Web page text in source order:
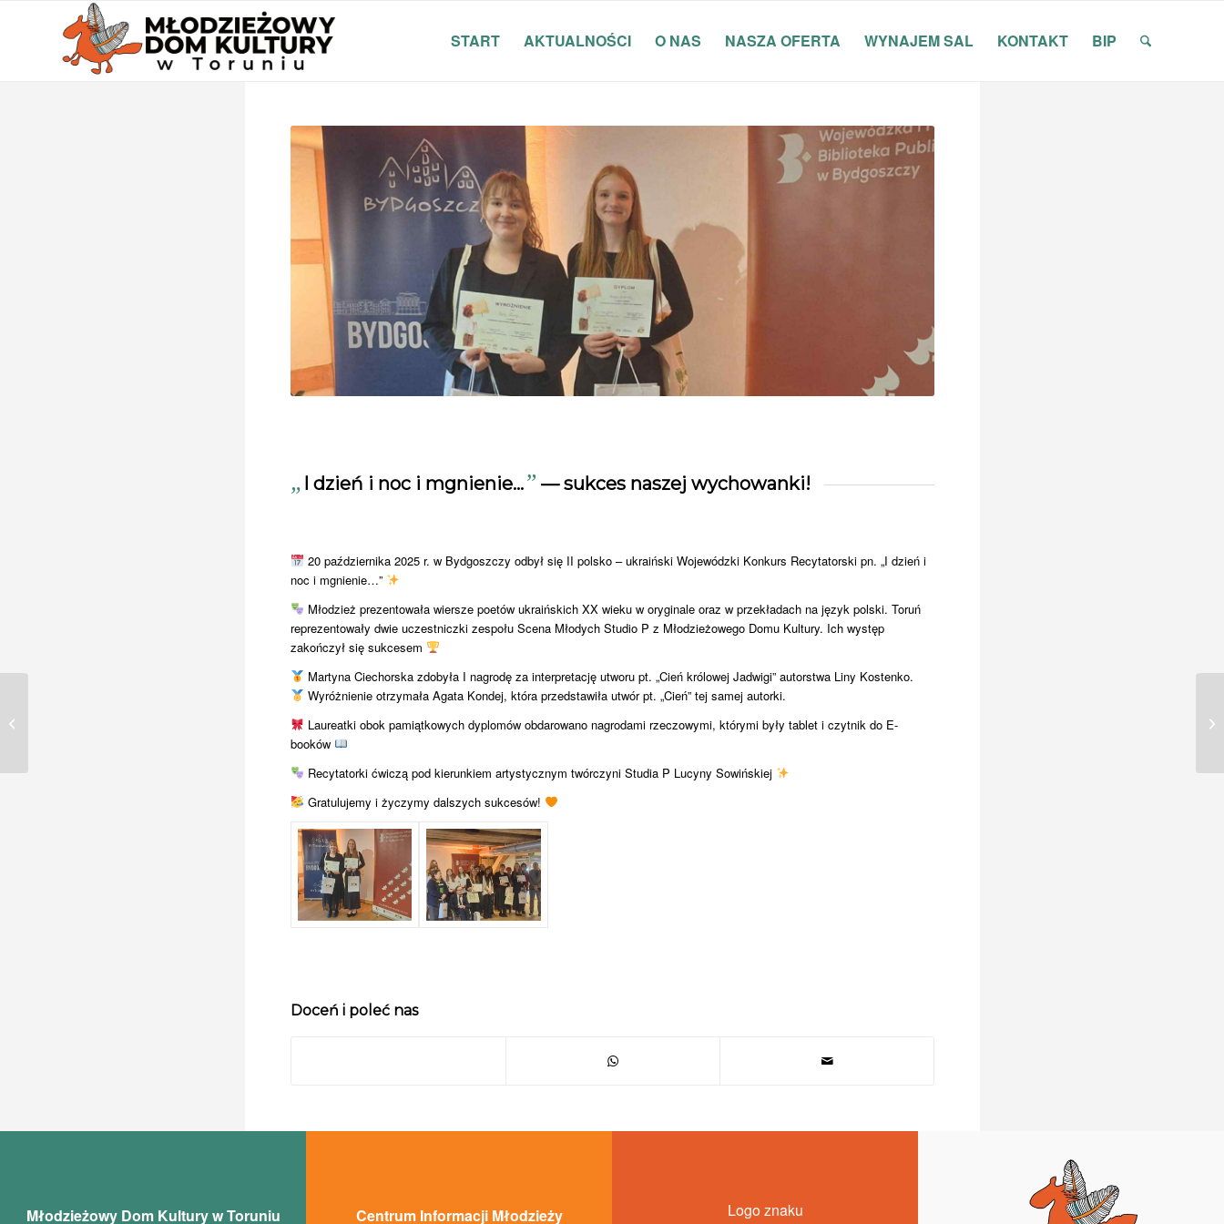
START AKTUALNOŚCI O NAS NASZA OFERTA WYNAJEM SAL KONTAKT BIP
„ I dzień i noc i mgnienie…” — sukces naszej wychowanki!
20 października 2025 r. w Bydgoszczy odbył się II polsko – ukraiński Wojewódzki Konkurs Recytatorski pn. „I dzień i
noc i mgnienie…”
Młodzież prezentowała wiersze poetów ukraińskich XX wieku w oryginale oraz w przekładach na język polski. Toruń
reprezentowały dwie uczestniczki zespołu Scena Młodych Studio P z Młodzieżowego Domu Kultury. Ich występ
zakończył się sukcesem
Martyna Ciechorska zdobyła I nagrodę za interpretację utworu pt. „Cień królowej Jadwigi” autorstwa Liny Kostenko.
Wyróżnienie otrzymała Agata Kondej, która przedstawiła utwór pt. „Cień” tej samej autorki.
Laureatki obok pamiątkowych dyplomów obdarowano nagrodami rzeczowymi, którymi były tablet i czytnik do E-
booków
Recytatorki ćwiczą pod kierunkiem artystycznym twórczyni Studia P Lucyny Sowińskiej ​
Gratulujemy i życzymy dalszych sukcesów!
Doceń i poleć nas
Młodzieżowy Dom Kultury w Toruniu Centrum Informacji Młodzieży
Logo znaku